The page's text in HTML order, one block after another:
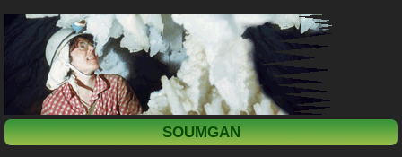
SOUMGAN